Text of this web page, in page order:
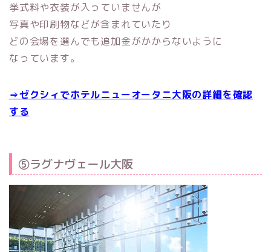
挙式料や衣装が入っていませんが
写真や印刷物などが含まれていたり
どの会場を選んでも追加金がかからないように
なっています。
⇒ゼクシィでホテルニューオータニ大阪の詳細を確認
する
⑤ラグナヴェール大阪